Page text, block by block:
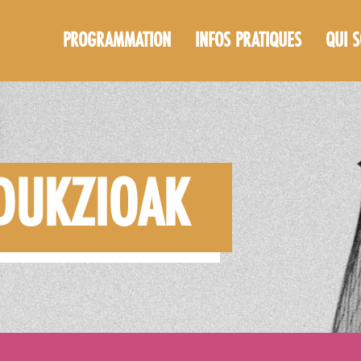
PROGRAMMATION INFOS PRATIQUES QUI